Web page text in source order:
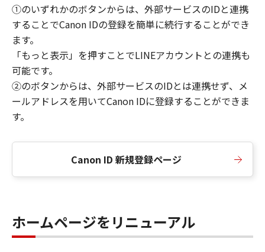
①のいずれかのボタンからは、外部サービスのIDと連携
することでCanon IDの登録を簡単に続行することができ
ます。
「もっと表示」を押すことでLINEアカウントとの連携も
可能です。
②のボタンからは、外部サービスのIDとは連携せず、メ
ールアドレスを用いてCanon IDに登録することができま
す。
Canon ID 新規登録ページ
ホームページをリニューアル